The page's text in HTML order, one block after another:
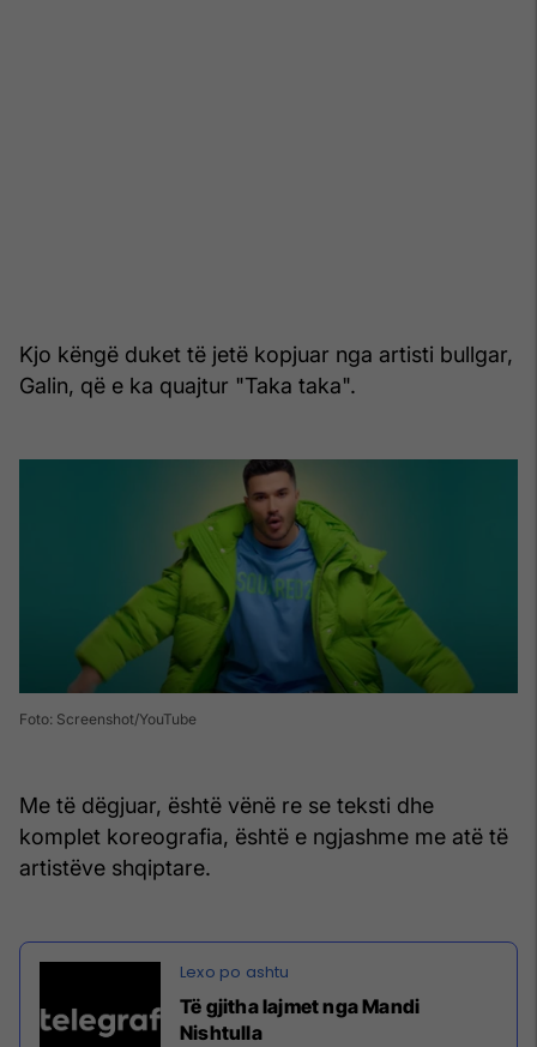
Kjo këngë duket të jetë kopjuar nga artisti bullgar,
Galin, që e ka quajtur "Taka taka".
Foto: Screenshot/YouTube
Me të dëgjuar, është vënë re se teksti dhe
komplet koreografia, është e ngjashme me atë të
artistëve shqiptare.
Të gjitha lajmet nga Mandi
Nishtulla